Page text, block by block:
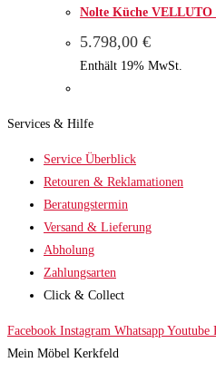
Nolte Küche
5.798,00 €
Enthält 19% MwSt.
Services & Hilfe
Service Überblick
Retouren & Reklamationen
Beratungstermin
Versand & Lieferung
Abholung
Zahlungsarten
Click & Collect
Facebook Instagram Whatsapp Youtube
Mein Möbel Kerkfeld